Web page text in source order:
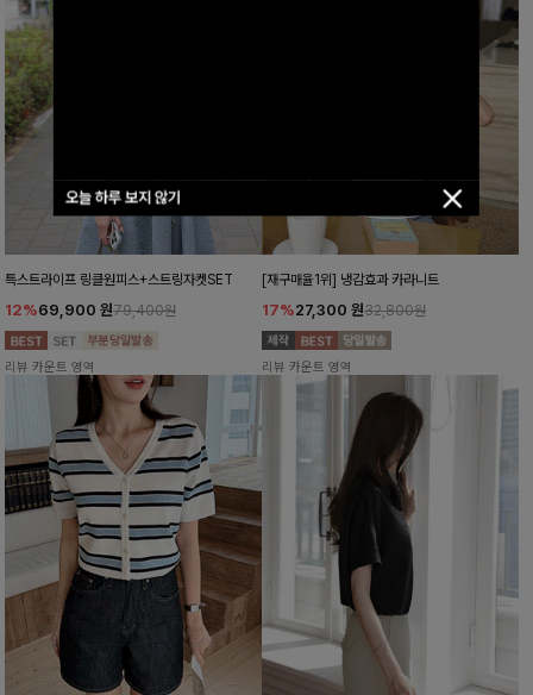
오늘 하루 보지 않기
특스트라이프 링클원피스+스트링자켓SET
12%69,900 원79,400원
리뷰 카운트 영역
[재구매율1위] 냉감효과 카라니트
17%27,300 원32,800원
리뷰 카운트 영역